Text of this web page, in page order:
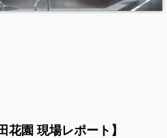
花園 現場レポート】